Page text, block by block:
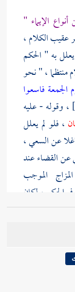
الإيماء "
الكلام ،
به " الحكم
منتظما ، " نحو
فاسعوا
: 9 ] ، وقوله - عليه
، فلو لم يعلل
عن السعي ،
عن القضاء عند
الموجب
الحكم ، لكان
منهما[ص:
إلا ما فهم
عن السعي
الغضب ،